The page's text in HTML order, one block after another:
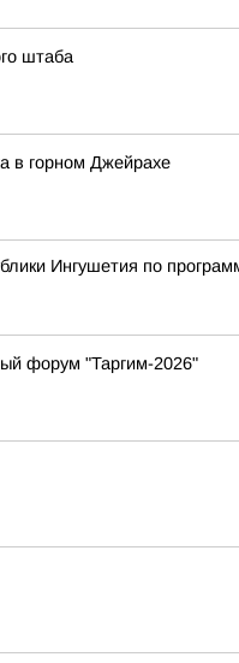
штаба
в горном Джейрахе
Ингушетия по
форум "Таргим-2026"